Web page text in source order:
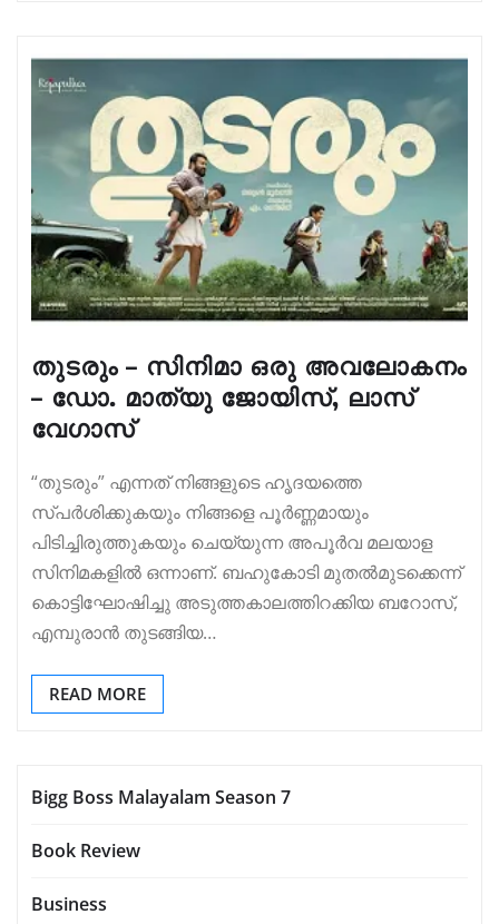
തുടരും – സിനിമാ ഒരു അവലോകനം
– ഡോ. മാത്യു ജോയിസ്, ലാസ്
വേഗാസ്
“തുടരും” എന്നത് നിങ്ങളുടെ ഹൃദയത്തെ
സ്പർശിക്കുകയും നിങ്ങളെ പൂർണ്ണമായും
പിടിച്ചിരുത്തുകയും ചെയ്യുന്ന അപൂർവ മലയാള
സിനിമകളിൽ ഒന്നാണ്. ബഹുകോടി മുതൽമുടക്കെന്ന്
കൊട്ടിഘോഷിച്ചു അടുത്തകാലത്തിറക്കിയ ബറോസ്,
എമ്പുരാൻ തുടങ്ങിയ…
READ MORE
Bigg Boss Malayalam Season 7
Book Review
Business